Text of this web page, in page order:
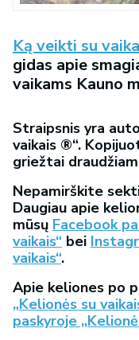
Ką veikti su
gidas apie
vaikams Kauno
Straipsnis yra
vaikais ®“.
griežtai
Nepamirškite
Daugiau apie
mūsų Facebook
vaikais“ bei
vaikais“.
Apie keliones po
„Kelionės su
paskyroje